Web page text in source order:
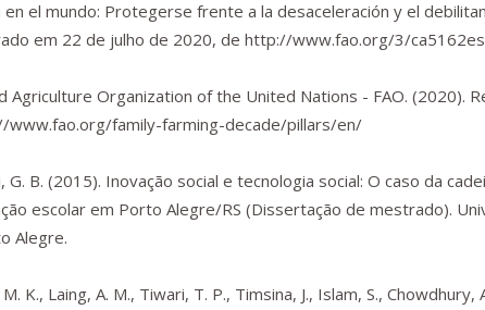
en el mundo: Protegerse frente a la desaceleración y el
em 22 de julho de 2020, dehttp://www.fao.org/3/
Agriculture Organization of the United Nations - FAO. (2020).
www.fao.org/family-farming-decade/pillars/en/
G. B. (2015). Inovação social e tecnologia social: O caso da
escolar em Porto Alegre/RS (Dissertação de mestrado).
Alegre.
K., Laing, A. M., Tiwari, T. P., Timsina, J., Islam, S., Chowdhury,